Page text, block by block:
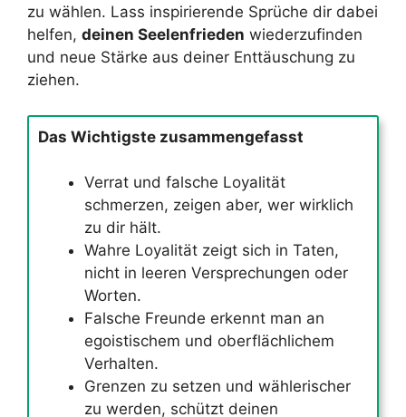
zu wählen. Lass inspirierende Sprüche dir dabei
helfen, deinen Seelenfrieden wiederzufinden
und neue Stärke aus deiner Enttäuschung zu
ziehen.
Das Wichtigste zusammengefasst
Verrat und falsche Loyalität
schmerzen, zeigen aber, wer wirklich
zu dir hält.
Wahre Loyalität zeigt sich in Taten,
nicht in leeren Versprechungen oder
Worten.
Falsche Freunde erkennt man an
egoistischem und oberflächlichem
Verhalten.
Grenzen zu setzen und wählerischer
zu werden, schützt deinen